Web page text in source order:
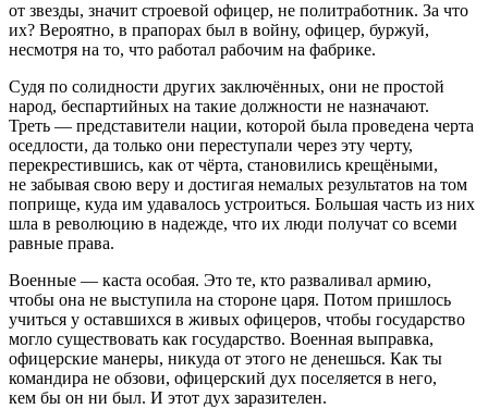
от звезды, значит строевой офицер, не политработник. За что
их? Вероятно, в прапорах был в войну, офицер, буржуй,
несмотря на то, что работал рабочим на фабрике.
Судя по солидности других заключённых, они не простой
народ, беспартийных на такие должности не назначают.
Треть — представители нации, которой была проведена черта
оседлости, да только они переступали через эту черту,
перекрестившись, как от чёрта, становились крещёными,
не забывая свою веру и достигая немалых результатов на том
поприще, куда им удавалось устроиться. Большая часть из них
шла в революцию в надежде, что их люди получат со всеми
равные права.
Военные — каста особая. Это те, кто разваливал армию,
чтобы она не выступила на стороне царя. Потом пришлось
учиться у оставшихся в живых офицеров, чтобы государство
могло существовать как государство. Военная выправка,
офицерские манеры, никуда от этого не денешься. Как ты
командира не обзови, офицерский дух поселяется в него,
кем бы он ни был. И этот дух заразителен.